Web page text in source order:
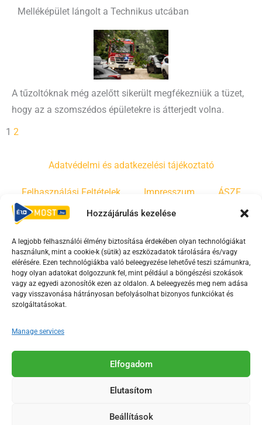
Hozzájárulás kezelése
A legjobb felhasználói élmény biztosítása érdekében olyan technológiákat
használunk, mint a cookie-k (sütik) az eszközadatok tárolására és/vagy
elérésére. Ezen technológiákba való beleegyezése lehetővé teszi számunkra,
hogy olyan adatokat dolgozzunk fel, mint például a böngészési szokások
vagy az egyedi azonosítók ezen az oldalon. A beleegyezés meg nem adása
vagy visszavonása hátrányosan befolyásolhat bizonyos funkciókat és
szolgáltatásokat.
Manage services
Elfogadom
Elutasítom
Beállítások
Melléképület lángolt a Technikus utcában
A tűzoltóknak még azelőtt sikerült megfékezniük a tüzet,
hogy az a szomszédos épületekre is átterjedt volna.
1 2
Adatvédelmi és adatkezelési tájékoztató
Felhasználási Feltételek Impresszum ÁSZF
Irányelvek Moderálási szabályzat
F
a
c
e
o
o
-
Y
o
u
t
b
e
s
T
i
k
Az Érd Média médiaszolgáltatási tevékenységét a
Médiatanács a Magyar Média Mecenatúra program
2018-2026. © Minden jog fenntartva, Érd Megyei Jogú Város